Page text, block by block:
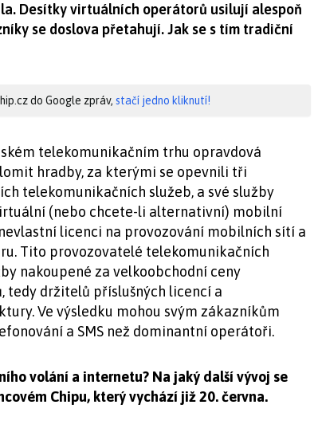
Desítky virtuálních operátorů usilují alespoň
se doslova přetahují. Jak se s tím tradiční
do Google zpráv, stačí jedno kliknutí!
telekomunikačním trhu opravdová
hradby, za kterými se opevnili tři
telekomunikačních služeb, a své služby
(nebo chcete-li alternativní) mobilní
licenci na provozování mobilních sítí a
Tito provozovatelé telekomunikačních
nakoupené za velkoobchodní ceny
tedy držitelů příslušných licencí a
Ve výsledku mohou svým zákazníkům
a SMS než dominantní operátoři.
volání a internetu? Na jaký další vývoj se
Chipu, který vychází již 20. června.